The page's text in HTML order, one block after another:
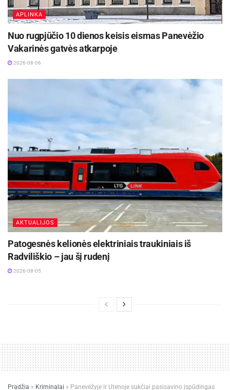
APLINKA
Nuo rugpjūčio 10 dienos keisis eismas Panevėžio
Vakarinės gatvės atkarpoje
2026-08-06
AKTUALIJOS
Patogesnės kelionės elektriniais traukiniais iš
Radviliškio – jau šį rudenį
2026-08-05
Pradžia » Kriminalai » Panevėžyje ir Utenoje sukčiai pasisavino įspūdingas